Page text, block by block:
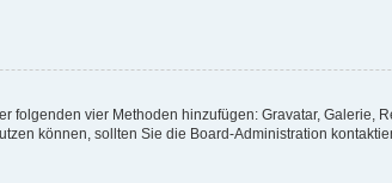
folgenden vier Methoden hinzufügen: Gravatar,
können, sollten Sie die Board-Administration